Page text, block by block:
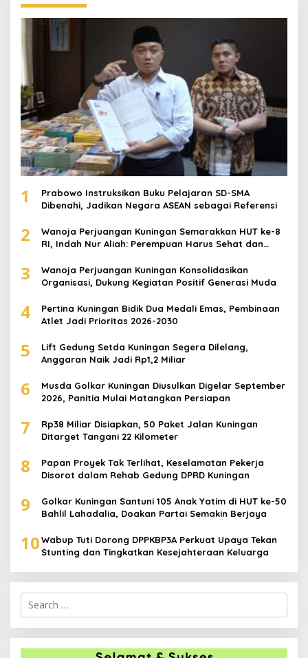
1
Prabowo Instruksikan Buku Pelajaran SD-SMA
Dibenahi, Jadikan Negara ASEAN sebagai Referensi
2
Wanoja Perjuangan Kuningan Semarakkan HUT ke-8
RI, Indah Nur Aliah: Perempuan Harus Sehat dan
3
Wanoja Perjuangan Kuningan Konsolidasikan
Organisasi, Dukung Kegiatan Positif Generasi Muda
4
Pertina Kuningan Bidik Dua Medali Emas, Pembinaan
Atlet Jadi Prioritas 2026-2030
5
Lift Gedung Setda Kuningan Segera Dilelang,
Anggaran Naik Jadi Rp1,2 Miliar
6
Musda Golkar Kuningan Diusulkan Digelar September
2026, Panitia Mulai Matangkan Persiapan
7
Rp38 Miliar Disiapkan, 50 Paket Jalan Kuningan
Ditarget Tangani 22 Kilometer
8
Papan Proyek Tak Terlihat, Keselamatan Pekerja
Disorot dalam Rehab Gedung DPRD Kuningan
9
Golkar Kuningan Santuni 105 Anak Yatim di HUT ke-50
Bahlil Lahadalia, Doakan Partai Semakin Berjaya
10Wabup Tuti Dorong DPPKBP3A Perkuat Upaya Tekan
Stunting dan Tingkatkan Kesejahteraan Keluarga
Search
for: